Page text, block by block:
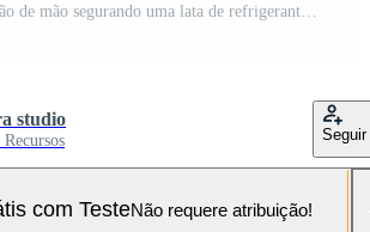
studio
Seguir
com TesteNão requere atribuição!